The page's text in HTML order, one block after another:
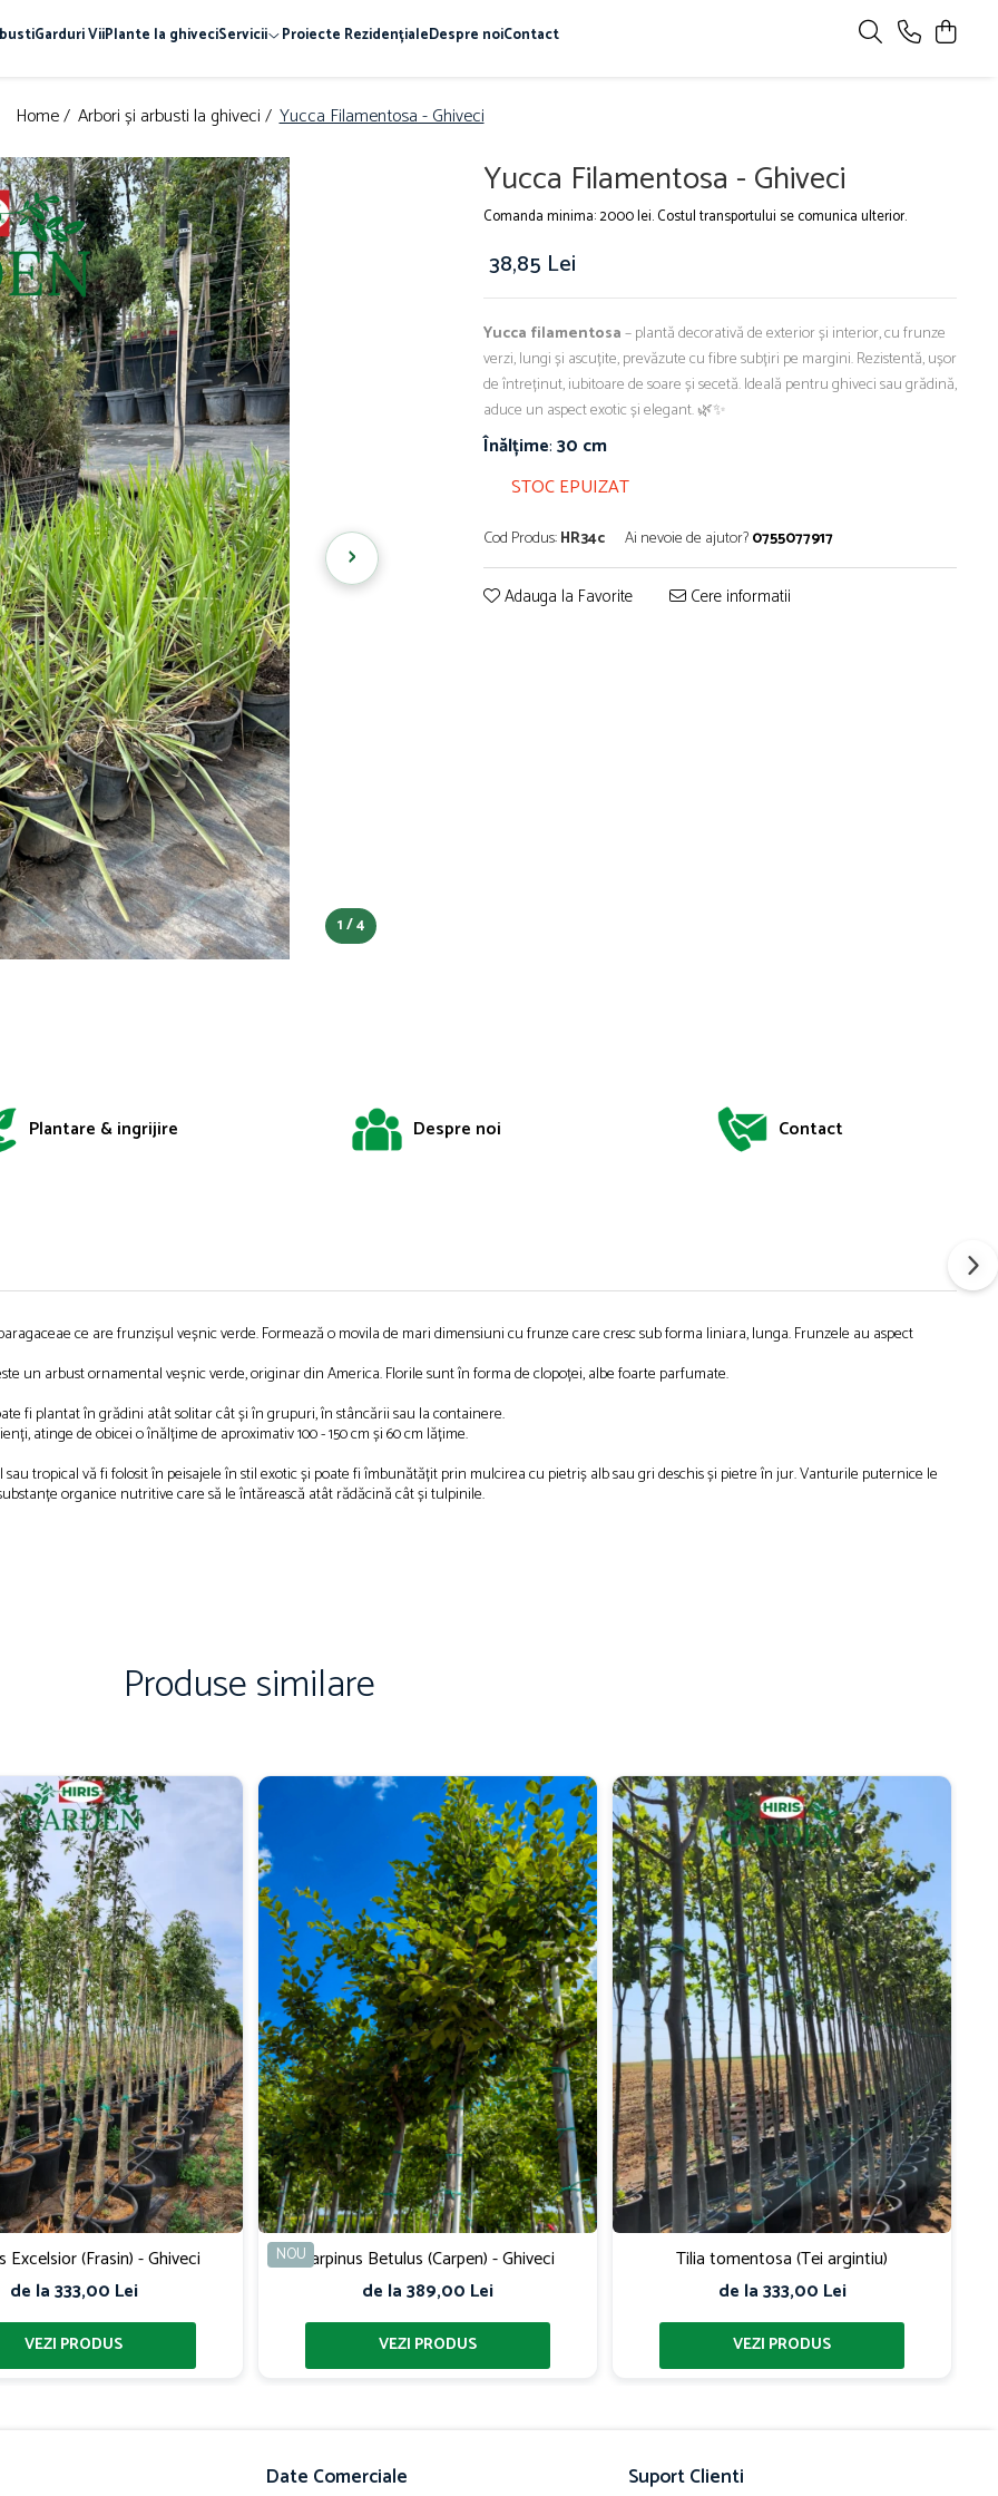
Garduri ViiPlante la ghiveciServicii Proiecte RezidențialeDespre noiContact
Home / Arbori și arbusti la ghiveci / Yucca Filamentosa - Ghiveci
›
1 / 4
Yucca Filamentosa - Ghiveci
Comanda minima: 2000 lei. Costul transportului se comunica ulterior.
38,85 Lei
Yucca filamentosa– plantă decorativă de exterior și interior, cu frunze
verzi, lungi și ascuțite, prevăzute cu fibre subțiri pe margini. Rezistentă, ușor
de întreținut, iubitoare de soare și secetă. Ideală pentru ghiveci sau grădină,
aduce un aspect exotic și elegant. 🌿✨
Înălțime:30 cm
STOC EPUIZAT
Cod Produs:HR34c Ai nevoie de ajutor?0755077917
Adauga la Favorite Cere informatii
Plantare & ingrijire Despre noi Contact
ce are frunzișul veșnic verde. Formează o movila de mari dimensiuni cu frunze care cresc sub forma liniara, lunga. Frunzele au aspect
un arbust ornamental veșnic verde, originar din America. Florile sunt în forma de clopoței, albe foarte parfumate.
fi plantat în grădini atât solitar cât și în grupuri, în stâncării sau la containere.
atinge de obicei o înălțime de aproximativ 100 - 150 cm și 60 cm lățime.
tropical vă fi folosit în peisajele în stil exotic și poate fi îmbunătățit prin mulcirea cu pietriș alb sau gri deschis și pietre în jur. Vanturile puternice le
organice nutritive care să le întărească atât rădăcină cât și tulpinile.
Produse similare
Excelsior (Frasin) - Ghiveci
de la 333,00 Lei
NOUCarpinus Betulus (Carpen) - Ghiveci
de la 389,00 Lei
Tilia tomentosa (Tei argintiu)
de la 333,00 Lei
Date Comerciale Suport Clienti